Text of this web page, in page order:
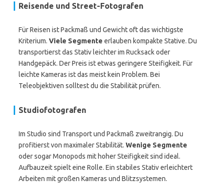
Reisende und Street-Fotografen
Für Reisen ist Packmaß und Gewicht oft das wichtigste
Kriterium. Viele Segmente erlauben kompakte Stative. Du
transportierst das Stativ leichter im Rucksack oder
Handgepäck. Der Preis ist etwas geringere Steifigkeit. Für
leichte Kameras ist das meist kein Problem. Bei
Teleobjektiven solltest du die Stabilität prüfen.
Studiofotografen
Im Studio sind Transport und Packmaß zweitrangig. Du
profitierst von maximaler Stabilität. Wenige Segmente
oder sogar Monopods mit hoher Steifigkeit sind ideal.
Aufbauzeit spielt eine Rolle. Ein stabiles Stativ erleichtert
Arbeiten mit großen Kameras und Blitzsystemen.